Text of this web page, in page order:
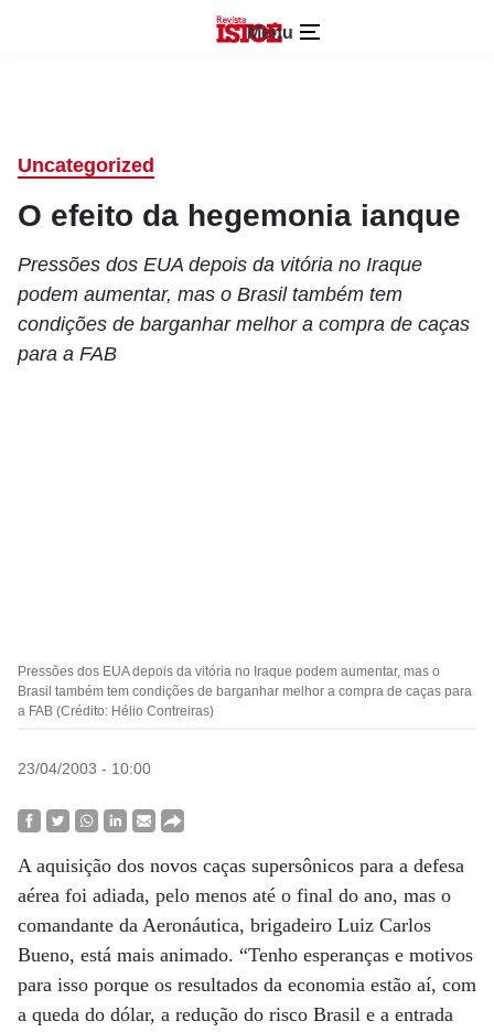
Menu
Uncategorized
O efeito da hegemonia ianque
Pressões dos EUA depois da vitória no Iraque
podem aumentar, mas o Brasil também tem
condições de barganhar melhor a compra de caças
para a FAB
Pressões dos EUA depois da vitória no Iraque podem aumentar, mas o
Brasil também tem condições de barganhar melhor a compra de caças para
a FAB (Crédito: Hélio Contreiras)
23/04/2003 - 10:00
A aquisição dos novos caças supersônicos para a defesa
aérea foi adiada, pelo menos até o final do ano, mas o
comandante da Aeronáutica, brigadeiro Luiz Carlos
Bueno, está mais animado. “Tenho esperanças e motivos
para isso porque os resultados da economia estão aí, com
a queda do dólar, a redução do risco Brasil e a entrada